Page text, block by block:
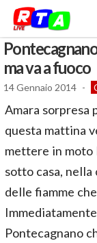
ma va a fuoco
14 Gennaio 2014 -
Amara sorpresa
questa mattina
mettere in moto
sotto casa,
delle fiamme
Pontecagnano